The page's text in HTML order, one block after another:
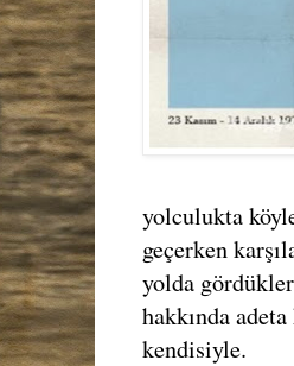
yolculukta
geçerken
yolda
hakkında
kendisiyle.